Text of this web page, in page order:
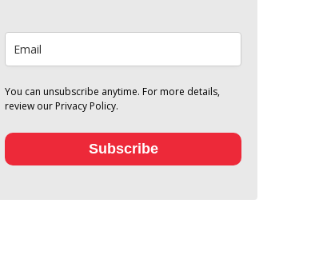
You can unsubscribe anytime. For more details,
review our Privacy Policy.
Subscribe